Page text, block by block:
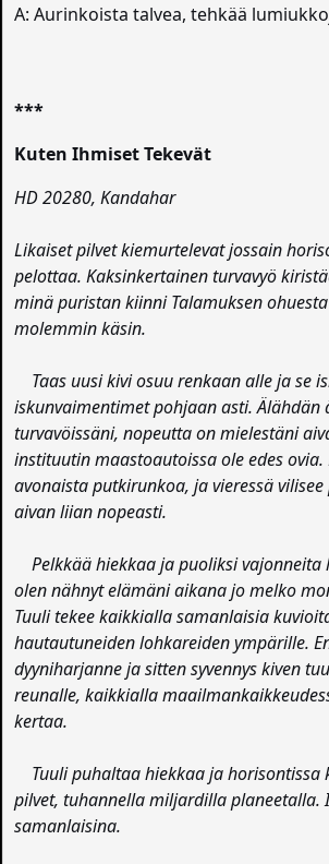
A: Aurinkoista talvea, tehkää
***
Kuten Ihmiset Tekevät
HD 20280, Kandahar
Likaiset pilvet kiemurtelevat jossain
pelottaa. Kaksinkertainen turvavyö
minä puristan kiinni Talamuksen
molemmin käsin.
Taas uusi kivi osuu renkaan alle ja se
iskunvaimentimet pohjaan asti. Älähdän
turvavöissäni, nopeutta on mielestäni
instituutin maastoautoissa ole edes
avonaista putkirunkoa, ja vieressä
aivan liian nopeasti.
Pelkkää hiekkaa ja puoliksi vajonneita
olen nähnyt elämäni aikana jo melko
Tuuli tekee kaikkialla samanlaisia
hautautuneiden lohkareiden ympärille.
dyyniharjanne ja sitten syvennys kiven
reunalle, kaikkialla
kertaa.
Tuuli puhaltaa hiekkaa ja horisontissa
pilvet, tuhannella miljardilla planeetalla.
samanlaisina.